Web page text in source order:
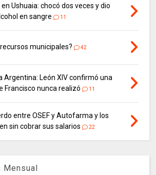
Ushuaia: chocó dos veces y dio
en sangre
11
municipales? 42
Argentina: León XIV confirmó una
Francisco nunca realizó
11
entre OSEF y Autofarma y los
sin cobrar sus salarios
22
Mensual